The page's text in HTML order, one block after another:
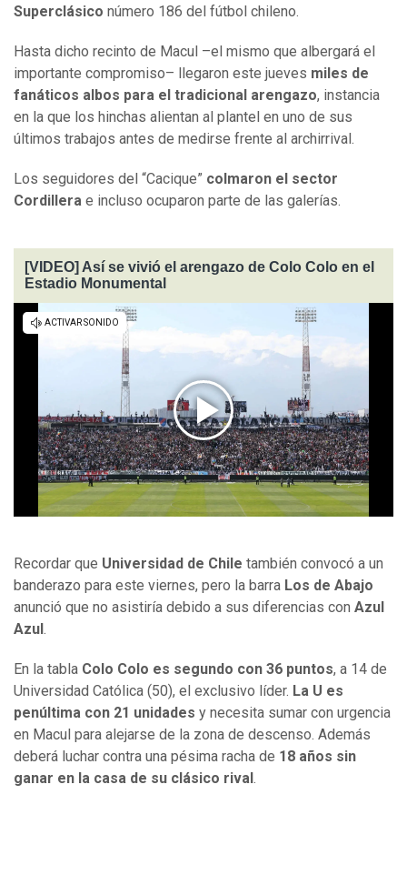
Superclásico número 186 del fútbol chileno.
Hasta dicho recinto de Macul –el mismo que albergará el
importante compromiso– llegaron este jueves miles de
fanáticos albos para el tradicional arengazo, instancia
en la que los hinchas alientan al plantel en uno de sus
últimos trabajos antes de medirse frente al archirrival.
Los seguidores del “Cacique” colmaron el sector
Cordillera e incluso ocuparon parte de las galerías.
[VIDEO] Así se vivió el arengazo de Colo Colo en el
Estadio Monumental
Recordar que Universidad de Chile también convocó a un
banderazo para este viernes, pero la barra Los de Abajo
anunció que no asistiría debido a sus diferencias con Azul
Azul .
En la tabla Colo Colo es segundo con 36 puntos, a 14 de
Universidad Católica (50), el exclusivo líder. La U es
penúltima con 21 unidades y necesita sumar con urgencia
en Macul para alejarse de la zona de descenso. Además
deberá luchar contra una pésima racha de 18 años sin
ganar en la casa de su clásico rival .